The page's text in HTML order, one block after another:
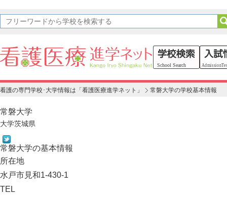
看護の専門学校･大学情報は「看護医療進学ネット」 常磐大学の学校基本情報
常磐大学
大学茨城県
常磐大学の基本情報
所在地
水戸市見和1-430-1
TEL